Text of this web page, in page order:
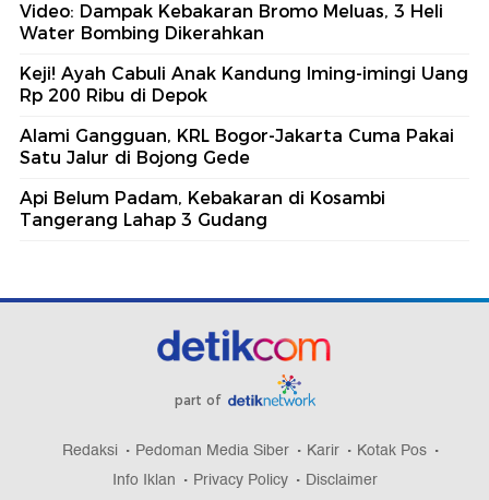
Video: Dampak Kebakaran Bromo Meluas, 3 Heli
Water Bombing Dikerahkan
Keji! Ayah Cabuli Anak Kandung Iming-imingi Uang
Rp 200 Ribu di Depok
Alami Gangguan, KRL Bogor-Jakarta Cuma Pakai
Satu Jalur di Bojong Gede
Api Belum Padam, Kebakaran di Kosambi
Tangerang Lahap 3 Gudang
part of
Redaksi Pedoman Media Siber Karir
Kotak Pos
Info Iklan
Privacy Policy Disclaimer